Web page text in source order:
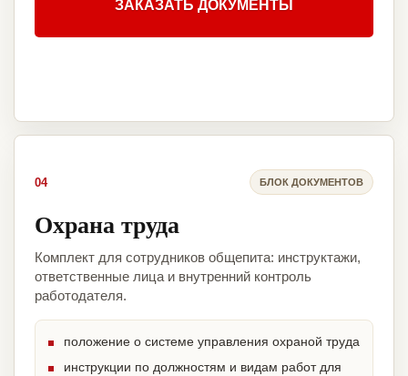
ЗАКАЗАТЬ ДОКУМЕНТЫ
04 БЛОК ДОКУМЕНТОВ
Охрана труда
Комплект для сотрудников общепита: инструктажи,
ответственные лица и внутренний контроль
работодателя.
положение о системе управления охраной труда
инструкции по должностям и видам работ для